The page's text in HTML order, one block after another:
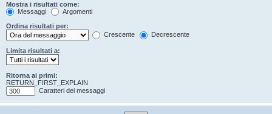
Mostra i risultati come:
Messaggi
Argomenti
Ordina risultati per:
Crescente
Decrescente
Limita risultati a:
Ritorna ai primi:
RETURN_FIRST_EXPLAIN
Caratteri dei messaggi